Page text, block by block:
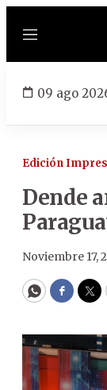
Menú
09 ago
Edición
Dende
Noviembre 17,
WhatsApp